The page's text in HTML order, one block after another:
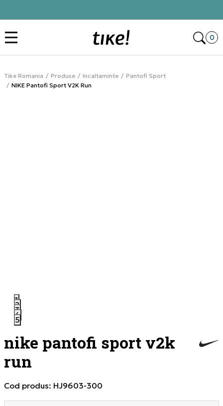
0
Tike Romania Produse Incaltaminte
Pantofi Sport
NIKE Pantofi Sport V2K Run
1
2
3
4
5
nike pantofi sport v2k
run
Cod produs: HJ9603-300